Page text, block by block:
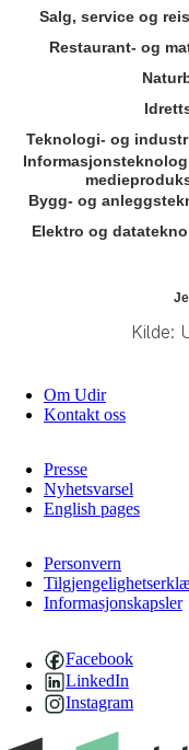
Kilde:
Salg, service og
Restaurant- og
Teknologi- og
Bygg- og
Elektro og
Om Udir
Kontakt oss
Presse
Nyhetsvarsel
English pages
Personvern
Informasjonskapsler
Facebook
LinkedIn
Instagram